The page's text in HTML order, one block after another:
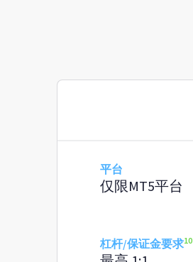
平台
仅限MT5平台
杠杆/保证金要求10